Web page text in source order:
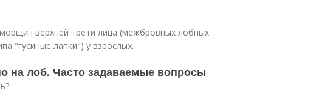
верхней трети лица (межбровных лобных
"гусиные лапки") у взрослых.
на лоб. Часто задаваемые вопросы